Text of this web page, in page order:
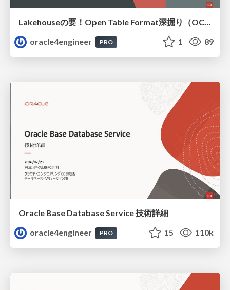
Lakehouseの要！Open Table Format深掘り（OCHaCafe Season 11 #6）
oracle4engineer
PRO 1 89
Oracle Base Database Service 技術詳細
oracle4engineer
PRO 15 110k